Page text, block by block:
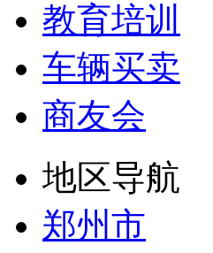
教育培训
车辆买卖
商友会
地区导航
郑州市